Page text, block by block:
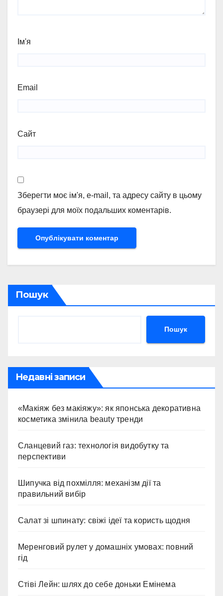
Ім'я
Email
Сайт
Зберегти моє ім'я, e-mail, та адресу сайту в цьому
браузері для моїх подальших коментарів.
Пошук
Пошук
Недавні записи
«Макіяж без макіяжу»: як японська декоративна
косметика змінила beauty тренди
Сланцевий газ: технологія видобутку та
перспективи
Шипучка від похмілля: механізм дії та
правильний вибір
Салат зі шпинату: свіжі ідеї та користь щодня
Меренговий рулет у домашніх умовах: повний
гід
Стіві Лейн: шлях до себе доньки Емінема